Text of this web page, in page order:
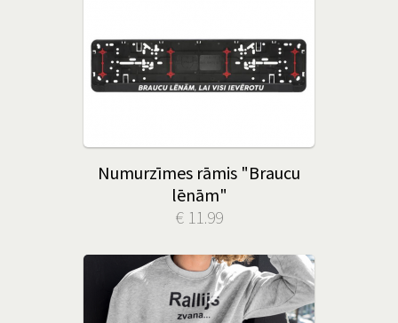
Numurzīmes rāmis "Braucu
lēnām"
€ 11.99